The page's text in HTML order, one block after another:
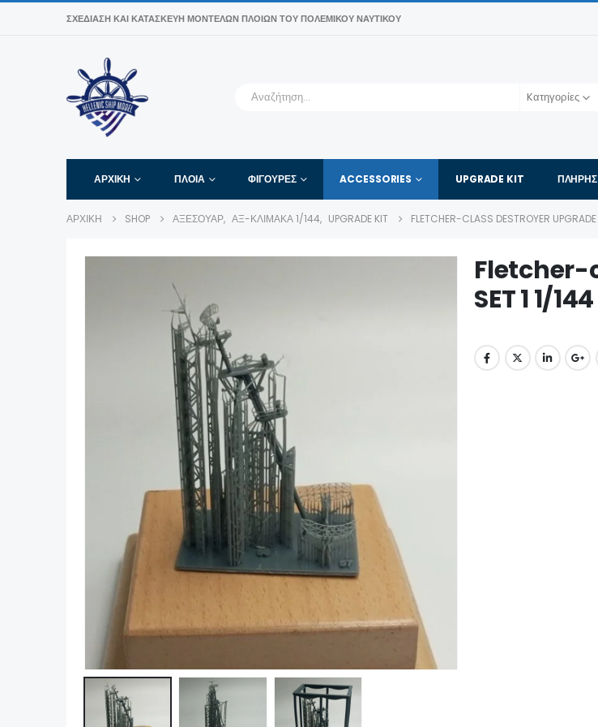
ΣΧΕΔΊΑΣΗ ΚΑΙ ΚΑΤΑΣΚΕΥΉ ΜΟΝΤΈΛΩΝ ΠΛΟΊΩΝ ΤΟΥ ΠΟΛΕΜΙΚΟΎ ΝΑΥΤΙΚΟΎ
Kατηγορίες
ΑΡΧΙΚΉ ΠΛΟΙΑ ΦΙΓΟΎΡΕΣ ACCESSORIES UPGRADE KIT
ΑΡΧΙΚΉ SHOP ΑΞΕΣΟΥΆΡ, ΑΞ-ΚΛΊΜΑΚΑ 1/144, UPGRADE KIT FLETCHER-CLASS DESTROYER
Fletcher-
SET 1 1/144